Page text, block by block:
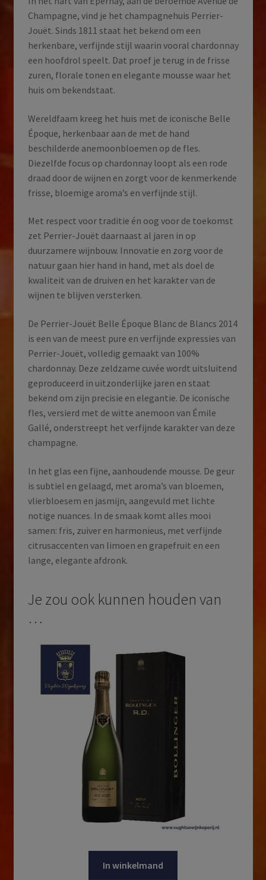
Champagne, vind je het champagnehuis Perrier-
Jouët. Sinds 1811 staat het bekend om een
herkenbare, verfijnde stijl waarin vooral chardonnay
een hoofdrol speelt. Dat proef je terug in de frisse
zuren, florale tonen en elegante mousse waar het
huis om bekendstaat.
Wereldfaam kreeg het huis met de iconische Belle
Époque, herkenbaar aan de met de hand
beschilderde anemoonbloemen op de fles.
Diezelfde focus op chardonnay loopt als een rode
draad door de wijnen en zorgt voor de kenmerkende
frisse, bloemige aroma’s en verfijnde stijl.
Met respect voor traditie én oog voor de toekomst
zet Perrier-Jouët daarnaast al jaren in op
duurzamere wijnbouw. Innovatie en zorg voor de
natuur gaan hier hand in hand, met als doel de
kwaliteit van de druiven en het karakter van de
wijnen te blijven versterken.
De Perrier-Jouët Belle Époque Blanc de Blancs 2014
is een van de meest pure en verfijnde expressies van
Perrier-Jouët, volledig gemaakt van 100%
chardonnay. Deze zeldzame cuvée wordt uitsluitend
geproduceerd in uitzonderlijke jaren en staat
bekend om zijn precisie en elegantie. De iconische
fles, versierd met de witte anemoon van Émile
Gallé, onderstreept het verfijnde karakter van deze
champagne.
In het glas een fijne, aanhoudende mousse. De geur
is subtiel en gelaagd, met aroma’s van bloemen,
vlierbloesem en jasmijn, aangevuld met lichte
notige nuances. In de smaak komt alles mooi
samen: fris, zuiver en harmonieus, met verfijnde
citrusaccenten van limoen en grapefruit en een
lange, elegante afdronk.
Je zou ook kunnen houden van
…
In winkelmand